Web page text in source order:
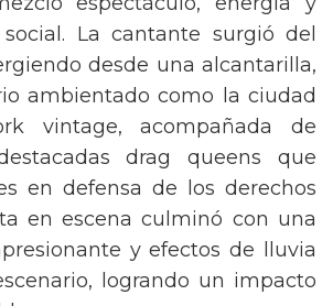
La cantante surgió del
desde una alcantarilla,
ambientado como la ciudad
vintage, acompañada de
drag queens que
en defensa de los derechos
en escena culminó con una
y efectos de lluvia
logrando un impacto